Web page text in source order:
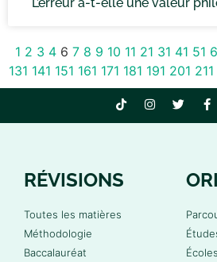
1 2 3 4 6 7 8 9 10 11 21 31 41 51
131 141 151 161 171 181 191 201 211
RÉVISIONS
Toutes les matières
Méthodologie
Baccalauréat